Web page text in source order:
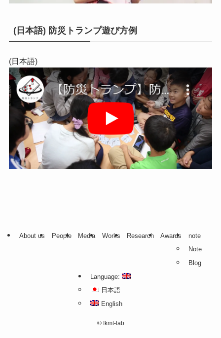
(日本語) 防災トランプ遊び方例
(日本語)
About us People Media Works Research Awards
note
Note
Blog
Language:
日本語
English
©fkmt-lab